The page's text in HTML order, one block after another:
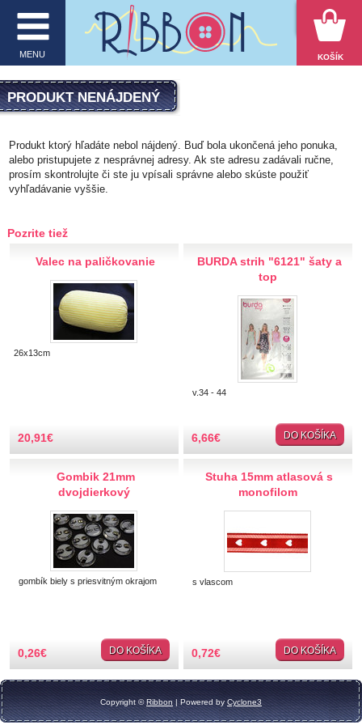
VYHĽADÁVANIE
MENU
E-shop
Inšpirácie
Obchodné podmienky
Kontakt
Ochrana osobných údajov
KATEGÓRIE PRODUKTOV
Burda strihy
Dekorácie
Gombíky
Guma
MENU KOŠÍK
PRODUKT NENÁJDENÝ
Produkt ktorý hľadáte nebol nájdený. Buď bola ukončená jeho ponuka,
alebo pristupujete z nesprávnej adresy. Ak ste adresu zadávali ručne,
prosím skontrolujte či ste ju vpísali správne alebo skúste použiť
vyhľadávanie vyššie.
Pozrite tiež
Valec na paličkovanie
26x13cm
20,91€
BURDA strih "6121" šaty a
top
v.34 - 44
6,66€ DO KOŠÍKA
Gombik 21mm
dvojdierkový
gombík biely s priesvitným okrajom
0,26€ DO KOŠÍKA
Stuha 15mm atlasová s
monofilom
s vlascom
0,72€ DO KOŠÍKA
Copyright ©Ribbon| Powered by Cyclone3